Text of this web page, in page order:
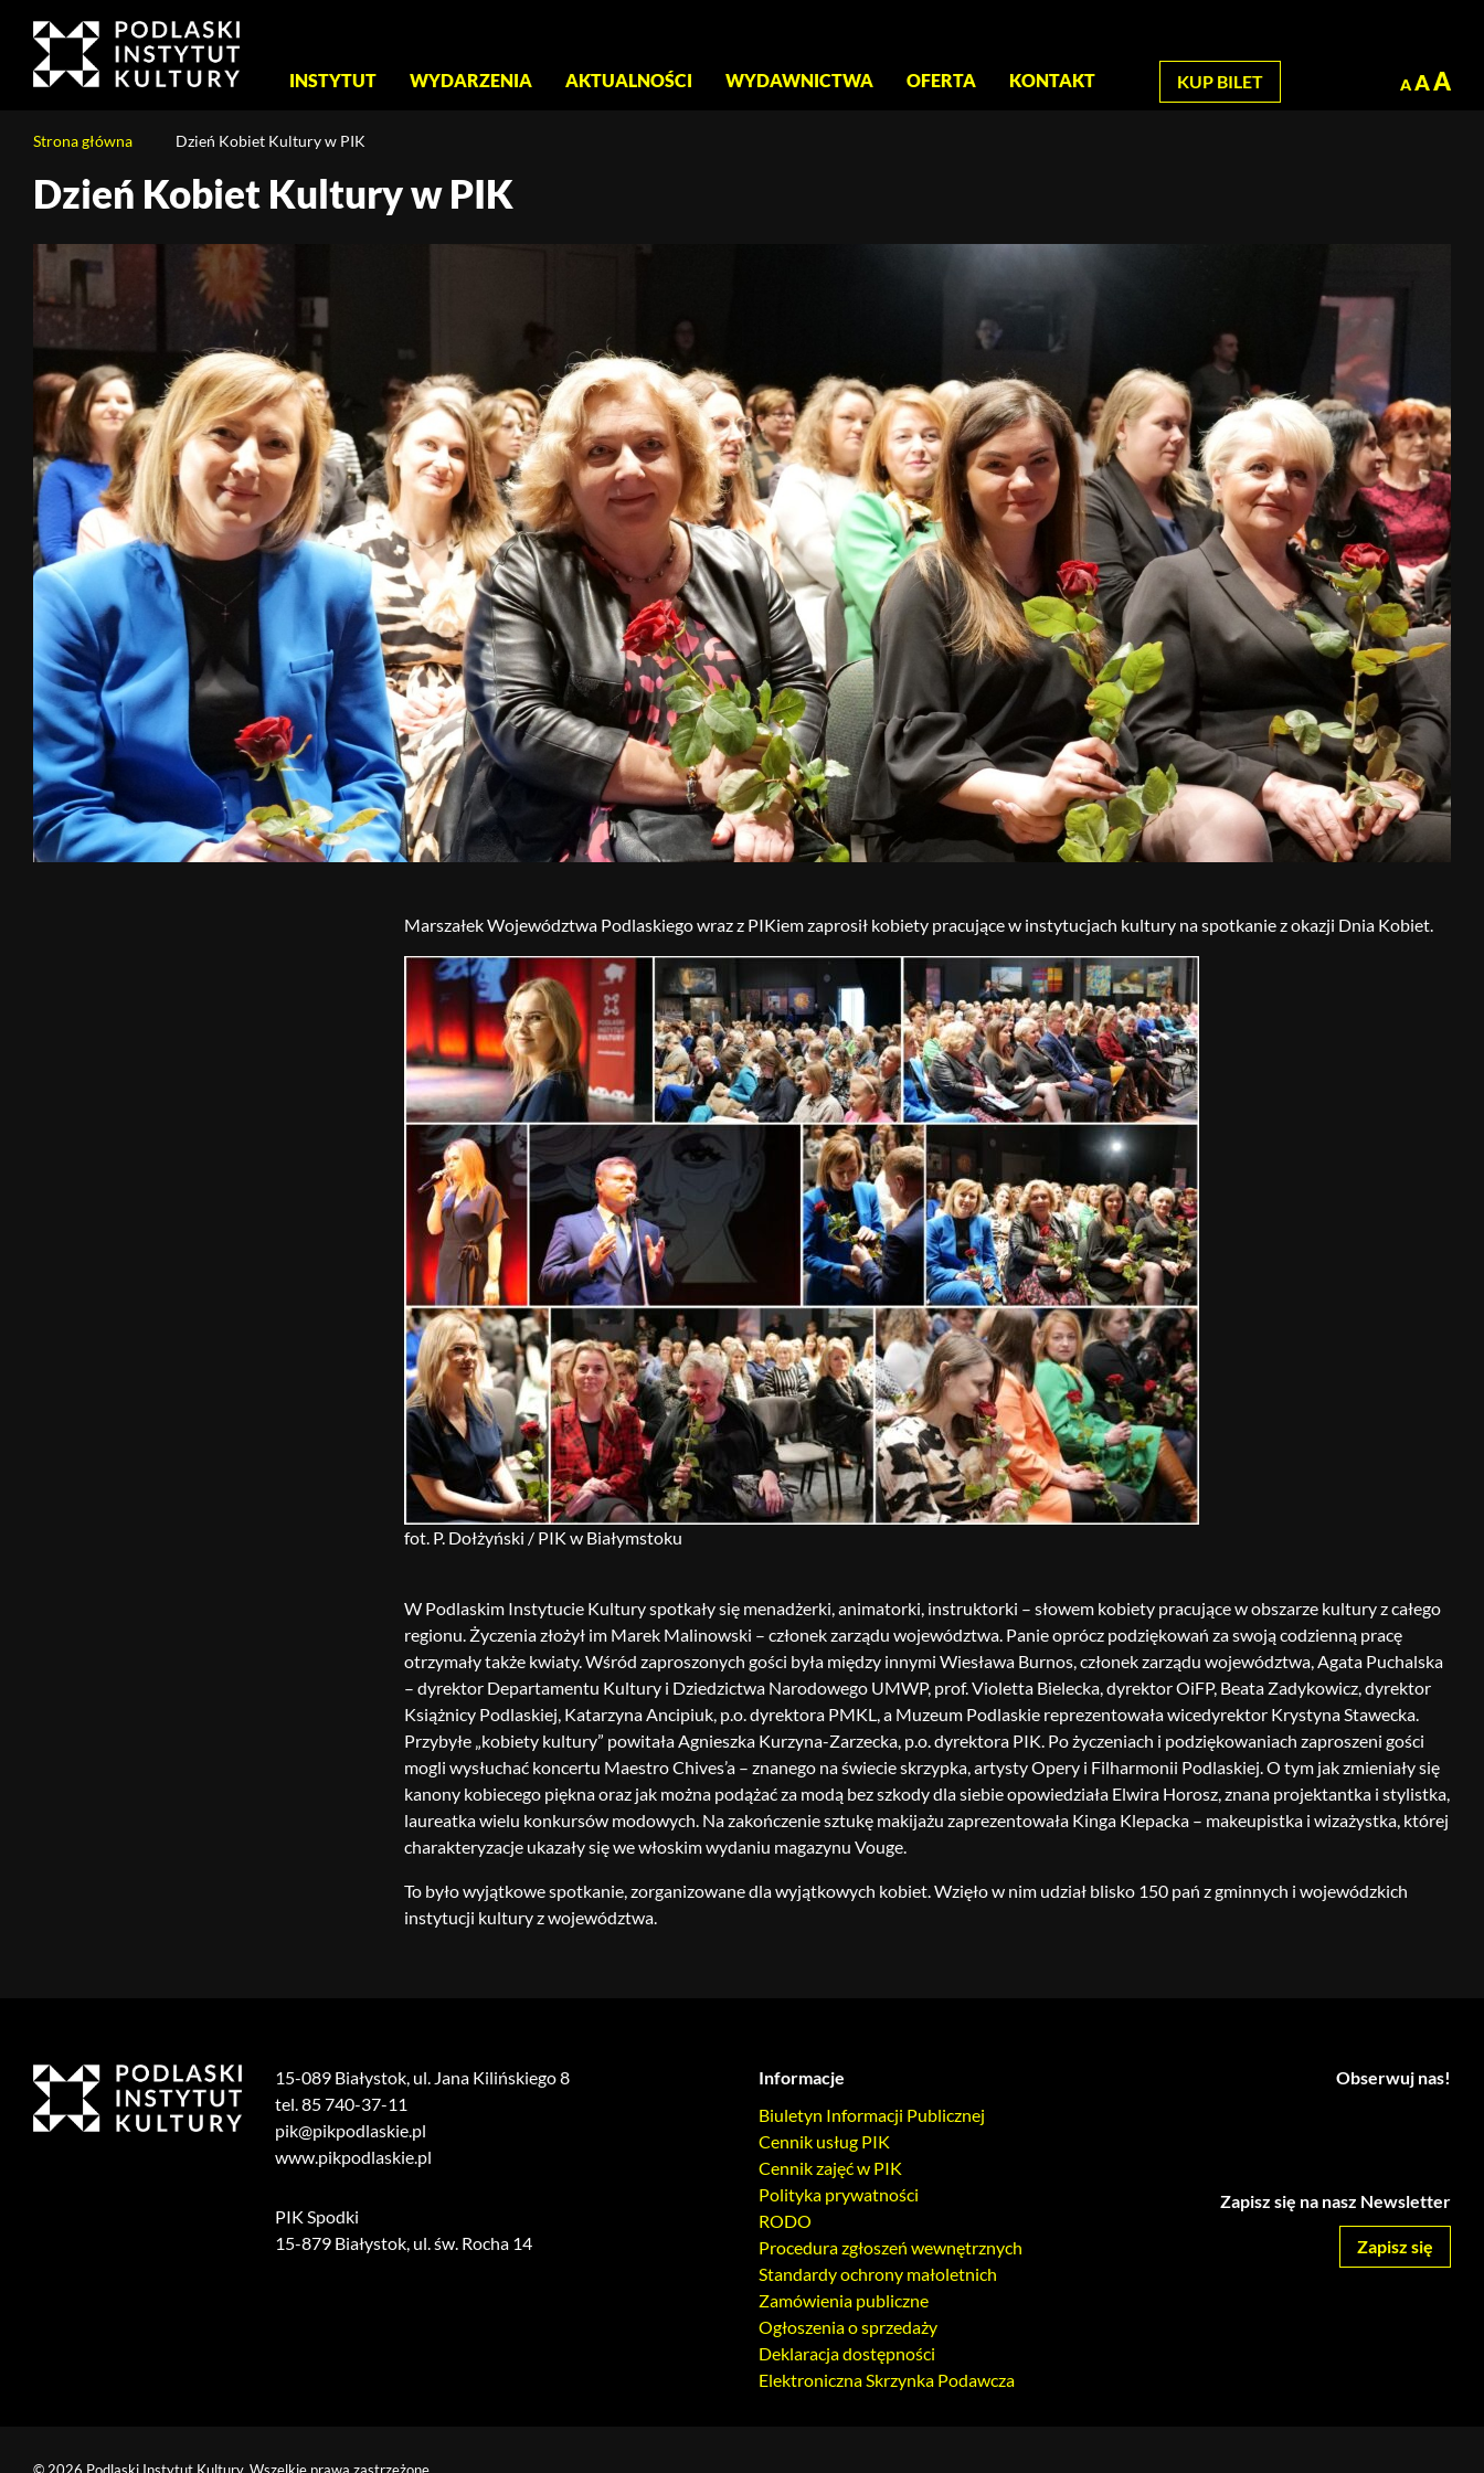
stronie:
Dzień
Kultury
główne
INSTYTUT WYDARZENIA AKTUALNOŚCI WYDAWNICTWA OFERTA KONTAKT KUP BILET A AA
Strona główna Dzień Kobiet Kultury w PIK
Treść
stronyDzień Kobiet Kultury w PIK
Marszałek Województwa Podlaskiego wraz z PIKiem zaprosił kobiety pracujące w instytucjach kultury na spotkanie z okazji Dnia Kobiet.
fot. P. Dołżyński / PIK w Białymstoku
W Podlaskim Instytucie Kultury spotkały się menadżerki, animatorki, instruktorki – słowem kobiety pracujące w obszarze kultury z całego
regionu. Życzenia złożył im Marek Malinowski – członek zarządu województwa. Panie oprócz podziękowań za swoją codzienną pracę
otrzymały także kwiaty. Wśród zaproszonych gości była między innymi Wiesława Burnos, członek zarządu województwa, Agata Puchalska
– dyrektor Departamentu Kultury i Dziedzictwa Narodowego UMWP, prof. Violetta Bielecka, dyrektor OiFP, Beata Zadykowicz, dyrektor
Książnicy Podlaskiej, Katarzyna Ancipiuk, p.o. dyrektora PMKL, a Muzeum Podlaskie reprezentowała wicedyrektor Krystyna Stawecka.
Przybyłe „kobiety kultury” powitała Agnieszka Kurzyna-Zarzecka, p.o. dyrektora PIK. Po życzeniach i podziękowaniach zaproszeni gości
mogli wysłuchać koncertu Maestro Chives’a – znanego na świecie skrzypka, artysty Opery i Filharmonii Podlaskiej. O tym jak zmieniały się
kanony kobiecego piękna oraz jak można podążać za modą bez szkody dla siebie opowiedziała Elwira Horosz, znana projektantka i stylistka,
laureatka wielu konkursów modowych. Na zakończenie sztukę makijażu zaprezentowała Kinga Klepacka – makeupistka i wizażystka, której
charakteryzacje ukazały się we włoskim wydaniu magazynu Vouge.
To było wyjątkowe spotkanie, zorganizowane dla wyjątkowych kobiet. Wzięło w nim udział blisko 150 pań z gminnych i wojewódzkich
instytucji kultury z województwa.
15-089 Białystok, ul. Jana Kilińskiego 8
tel. 85 740-37-11
pik@pikpodlaskie.pl
www.pikpodlaskie.pl
PIK Spodki
15-879 Białystok, ul. św. Rocha 14
Informacje
Biuletyn Informacji Publicznej
Cennik usług PIK
Cennik zajęć w PIK
Polityka prywatności
RODO
Procedura zgłoszeń wewnętrznych
Standardy ochrony małoletnich
Zamówienia publiczne
Ogłoszenia o sprzedaży
Deklaracja dostępności
Elektroniczna Skrzynka Podawcza
Obserwuj nas!
Zapisz się na nasz Newsletter
Zapisz się